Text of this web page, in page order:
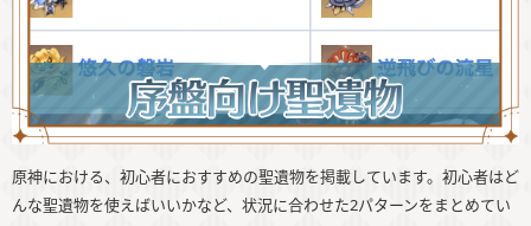
原神における、初心者におすすめの聖遺物を掲載しています。初心者はど
んな聖遺物を使えばいいかなど、状況に合わせた2パターンをまとめてい